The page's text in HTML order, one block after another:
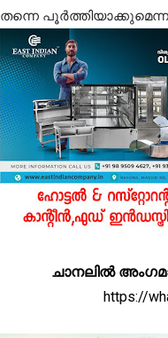
തന്നെ
ചാനലിൽ
https://